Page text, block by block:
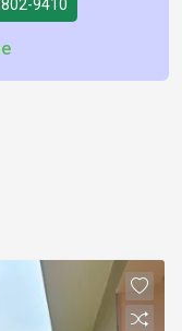
9410